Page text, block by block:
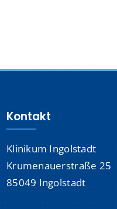
Kontakt
Klinikum Ingolstadt
Krumenauerstraße 25
85049 Ingolstadt